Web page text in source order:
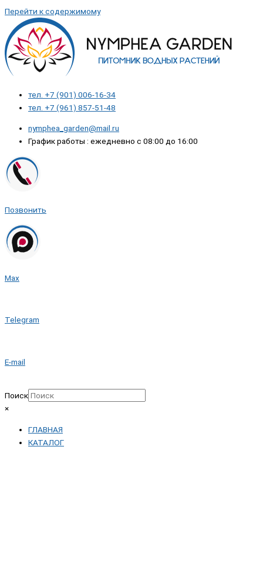
Перейти к содержимому
тел. +7 (901) 006-16-34
тел. +7 (961) 857-51-48
nymphea_garden@mail.ru
График работы : ежедневно с 08:00 до 16:00
Позвонить
Max
Telegram
E-mail
Поиск
×
ГЛАВНАЯ
КАТАЛОГ